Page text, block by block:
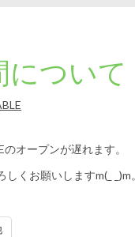
ついて
オープンが遅れます。
くお願いしますm(_ _)m。